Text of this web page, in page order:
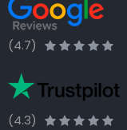
(4.7)
(4.3)